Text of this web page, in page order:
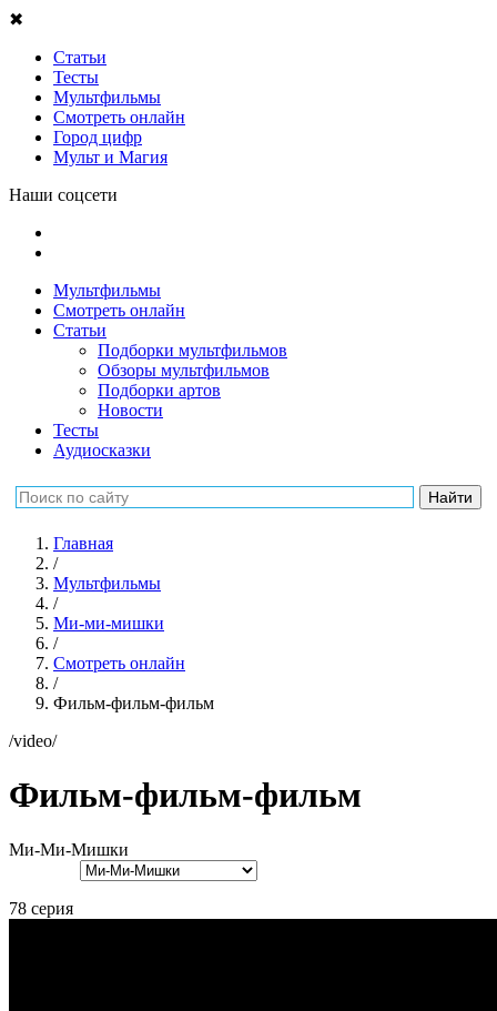
✖
Статьи
Тесты
Мультфильмы
Смотреть онлайн
Город цифр
Мульт и Магия
Наши соцсети
Мультфильмы
Смотреть онлайн
Статьи
Подборки мультфильмов
Обзоры мультфильмов
Подборки артов
Новости
Тесты
Аудиосказки
Главная
/
Мультфильмы
/
Ми-ми-мишки
/
Смотреть онлайн
/
Фильм-фильм-фильм
/video/
Фильм-фильм-фильм
Ми-Ми-Мишки
78 серия